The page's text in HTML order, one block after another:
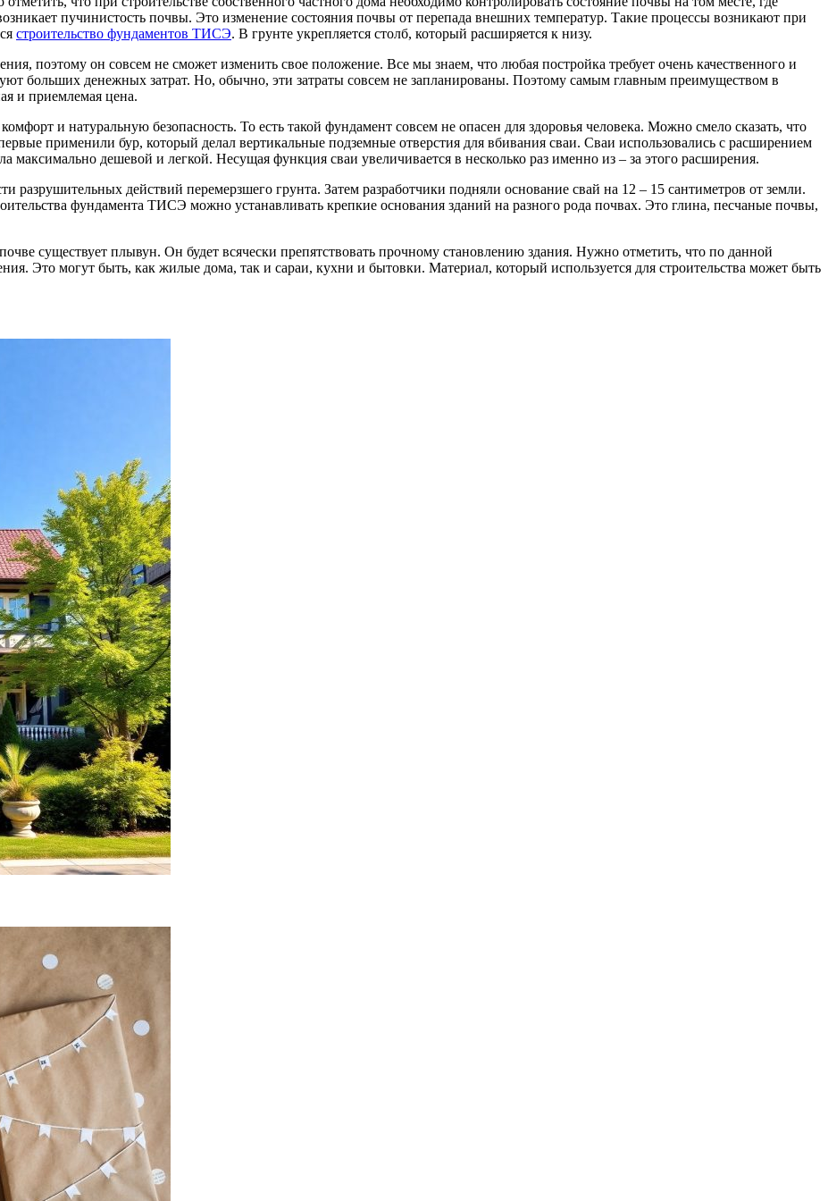
пучинистость почвы. Это изменение состояния почвы от перепада внешних температур. Такие процессы возникают при
строительство фундаментов ТИСЭ. В грунте укрепляется столб, который расширяется к низу.
поэтому он совсем не сможет изменить свое положение. Все мы знаем, что любая постройка требует очень качественного и
больших денежных затрат. Но, обычно, эти затраты совсем не запланированы. Поэтому самым главным преимуществом в
и приемлемая цена.
и натуральную безопасность. То есть такой фундамент совсем не опасен для здоровья человека. Можно смело сказать, что
применили бур, который делал вертикальные подземные отверстия для вбивания сваи. Сваи использовались с расширением
максимально дешевой и легкой. Несущая функция сваи увеличивается в несколько раз именно из – за этого расширения.
действий перемерзшего грунта. Затем разработчики подняли основание свай на 12 – 15 сантиметров от земли.
фундамента ТИСЭ можно устанавливать крепкие основания зданий на разного рода почвах. Это глина, песчаные почвы,
существует плывун. Он будет всячески препятствовать прочному становлению здания. Нужно отметить, что по данной
Это могут быть, как жилые дома, так и сараи, кухни и бытовки. Материал, который используется для строительства может быть